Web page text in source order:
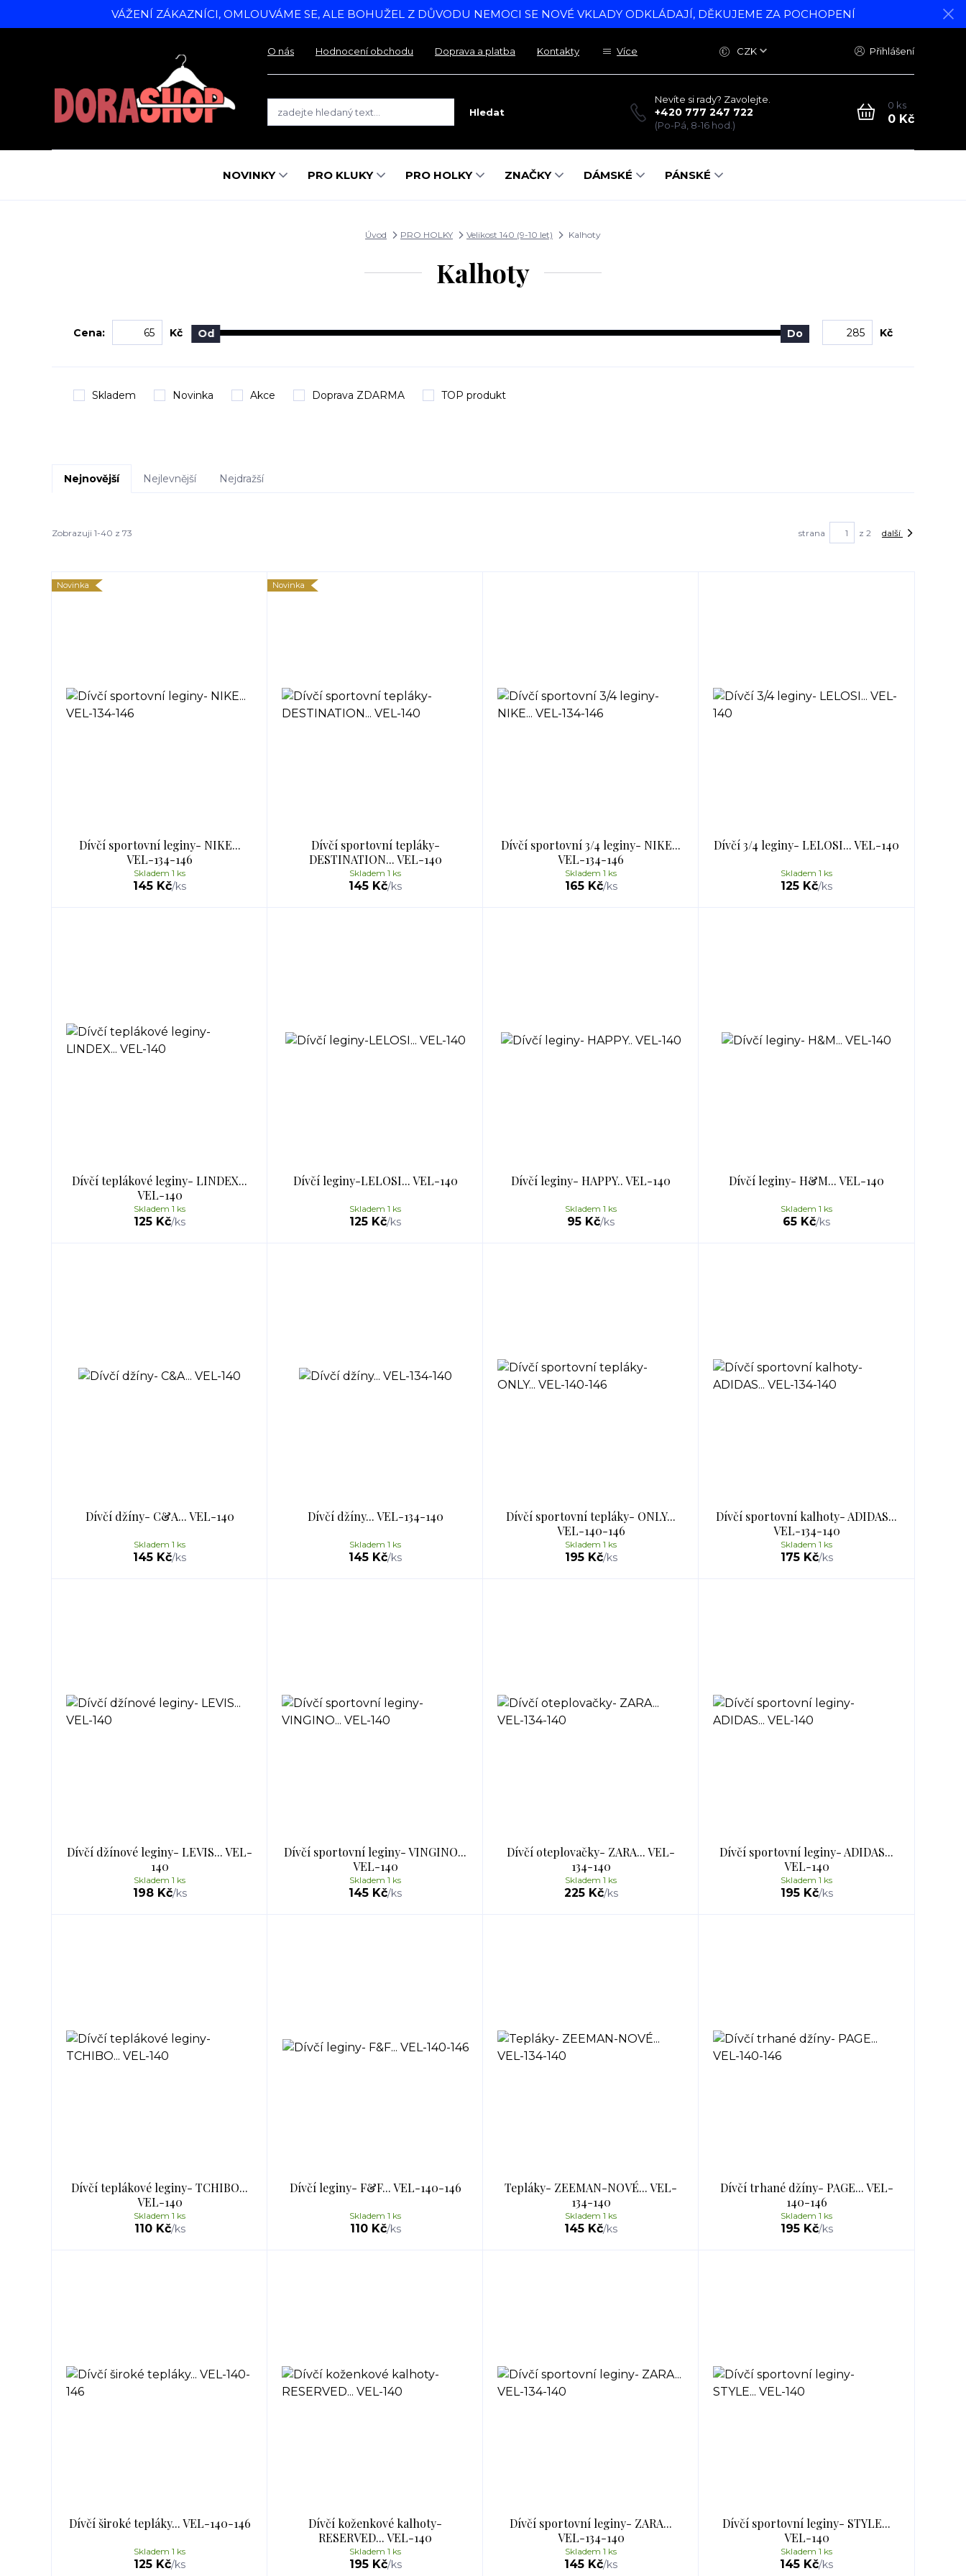
VÁŽENÍ ZÁKAZNÍCI, OMLOUVÁME SE, ALE BOHUŽEL Z DŮVODU NEMOCI SE NOVÉ VKLADY ODKLÁDAJÍ, DĚKUJEME ZA POCHOPENÍ
O nás Hodnocení obchodu Doprava a platba Kontakty Více CZK Přihlášení
Hledat
Nevíte si rady? Zavolejte.
+420 777 247 722
(Po-Pá, 8-16 hod.)
0 ks
0 Kč
NOVINKY PRO KLUKY PRO HOLKY ZNAČKY DÁMSKÉ PÁNSKÉ
Úvod PRO HOLKY Velikost 140 (9-10 let) Kalhoty
Kalhoty
Cena: Kč Od Do Kč
Skladem Novinka Akce Doprava ZDARMA TOP produkt
Nejnovější Nejlevnější Nejdražší
Zobrazuji 1-40 z 73 strana z 2 další
Novinka
Dívčí sportovní leginy- NIKE...
VEL-134-146
145 Kč/ks
Skladem 1 ks
Novinka
Dívčí sportovní tepláky-
DESTINATION... VEL-140
145 Kč/ks
Skladem 1 ks
Dívčí sportovní 3/4 leginy- NIKE...
VEL-134-146
165 Kč/ks
Skladem 1 ks
Dívčí 3/4 leginy- LELOSI... VEL-140
125 Kč/ks
Skladem 1 ks
Dívčí teplákové leginy- LINDEX...
VEL-140
125 Kč/ks
Skladem 1 ks
Dívčí leginy-LELOSI... VEL-140
125 Kč/ks
Skladem 1 ks
Dívčí leginy- HAPPY.. VEL-140
95 Kč/ks
Skladem 1 ks
Dívčí leginy- H&M... VEL-140
65 Kč/ks
Skladem 1 ks
Dívčí džíny- C&A... VEL-140
145 Kč/ks
Skladem 1 ks
Dívčí džíny... VEL-134-140
145 Kč/ks
Skladem 1 ks
Dívčí sportovní tepláky- ONLY...
VEL-140-146
195 Kč/ks
Skladem 1 ks
Dívčí sportovní kalhoty- ADIDAS...
VEL-134-140
175 Kč/ks
Skladem 1 ks
Dívčí džínové leginy- LEVIS... VEL-
140
198 Kč/ks
Skladem 1 ks
Dívčí sportovní leginy- VINGINO...
VEL-140
145 Kč/ks
Skladem 1 ks
Dívčí oteplovačky- ZARA... VEL-
134-140
225 Kč/ks
Skladem 1 ks
Dívčí sportovní leginy- ADIDAS...
VEL-140
195 Kč/ks
Skladem 1 ks
Dívčí teplákové leginy- TCHIBO...
VEL-140
110 Kč/ks
Skladem 1 ks
Dívčí leginy- F&F... VEL-140-146
110 Kč/ks
Skladem 1 ks
Tepláky- ZEEMAN-NOVÉ... VEL-
134-140
145 Kč/ks
Skladem 1 ks
Dívčí trhané džíny- PAGE... VEL-
140-146
195 Kč/ks
Skladem 1 ks
Dívčí široké tepláky... VEL-140-146
125 Kč/ks
Skladem 1 ks
Dívčí koženkové kalhoty-
RESERVED... VEL-140
195 Kč/ks
Skladem 1 ks
Dívčí sportovní leginy- ZARA...
VEL-134-140
145 Kč/ks
Skladem 1 ks
Dívčí sportovní leginy- STYLE...
VEL-140
145 Kč/ks
Skladem 1 ks